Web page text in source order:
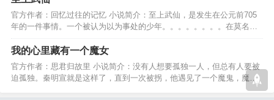
官方作者：回忆过往的记忆 小说简介：至上武仙，是发生在公元前705
年的一件事情。一个被认为以为事处的少年。。。。。。。。在莫名的
拥有无上的法力。。。…
我的心里藏有一个魔女
官方作者：思君归故里 小说简介：没有人想要孤独一人，但总有人要被
迫孤独。秦明宣就是这样了，直到一次被拐，他遇见了一个魔鬼，魔鬼